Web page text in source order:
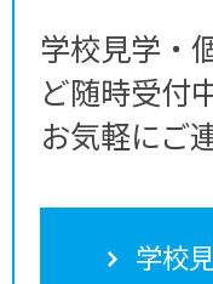
学校見学・
ど随時受付
お気軽にご
学校